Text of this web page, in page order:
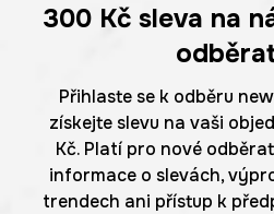
300 Kč sleva na
Přihlaste se k odběru
získejte slevu na vaši
Kč. Platí pro nové
informace o slevách,
trendech ani přístup k